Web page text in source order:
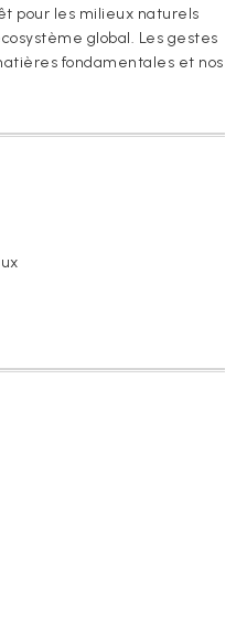
pour les milieux naturels
global. Les gestes
fondamentales et nos